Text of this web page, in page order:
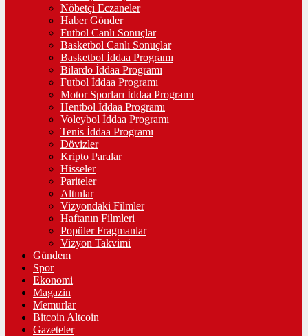
Nöbetçi Eczaneler
Haber Gönder
Futbol Canlı Sonuçlar
Basketbol Canlı Sonuçlar
Basketbol İddaa Programı
Bilardo İddaa Programı
Futbol İddaa Programı
Motor Sporları İddaa Programı
Hentbol İddaa Programı
Voleybol İddaa Programı
Tenis İddaa Programı
Dövizler
Kripto Paralar
Hisseler
Pariteler
Altınlar
Vizyondaki Filmler
Haftanın Filmleri
Popüler Fragmanlar
Vizyon Takvimi
Gündem
Spor
Ekonomi
Magazin
Memurlar
Bitcoin Altcoin
Gazeteler